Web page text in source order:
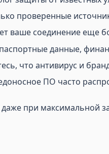
проверенные
ваше соединение еще
данные,
что антивирус и
ПО часто
при